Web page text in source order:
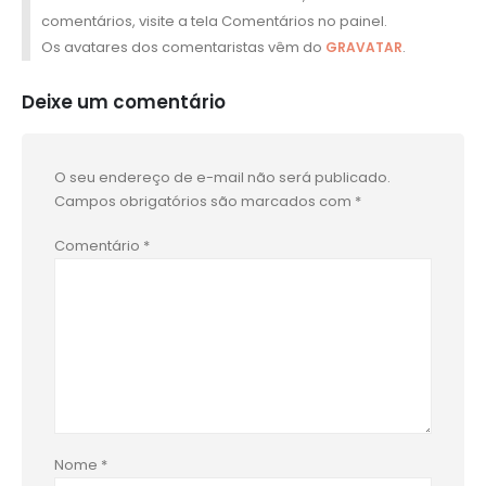
comentários, visite a tela Comentários no painel.
Os avatares dos comentaristas vêm do GRAVATAR.
Deixe um comentário
O seu endereço de e-mail não será publicado.
Campos obrigatórios são marcados com *
Comentário *
Nome *